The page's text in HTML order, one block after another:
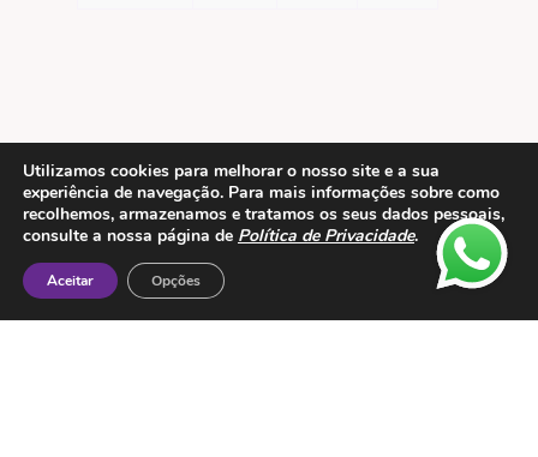
Contactos
ESMTC – Escola de Medicina Tradicional
Chinesa
Rua de Dona Estefânia nº 175 1000-154 Lisboa
Utilizamos cookies para melhorar o nosso site e a sua
experiência de navegação. Para mais informações sobre como
recolhemos, armazenamos e tratamos os seus dados pessoais,
consulte a nossa página de Política de Privacidade.
Aceitar Opções